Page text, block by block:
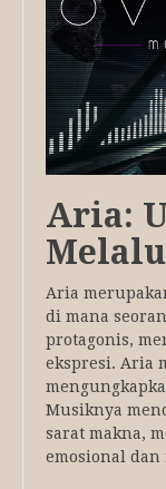
Aria:
Aria
di mana
protagonis,
ekspresi. Aria
Musiknya
sarat makna,
emosional dan